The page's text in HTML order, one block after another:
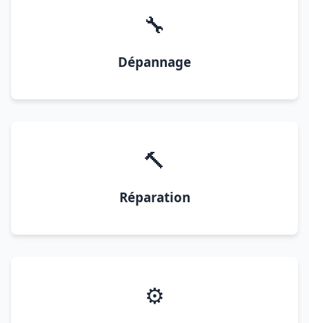
🔧
Dépannage
🔨
Réparation
⚙️